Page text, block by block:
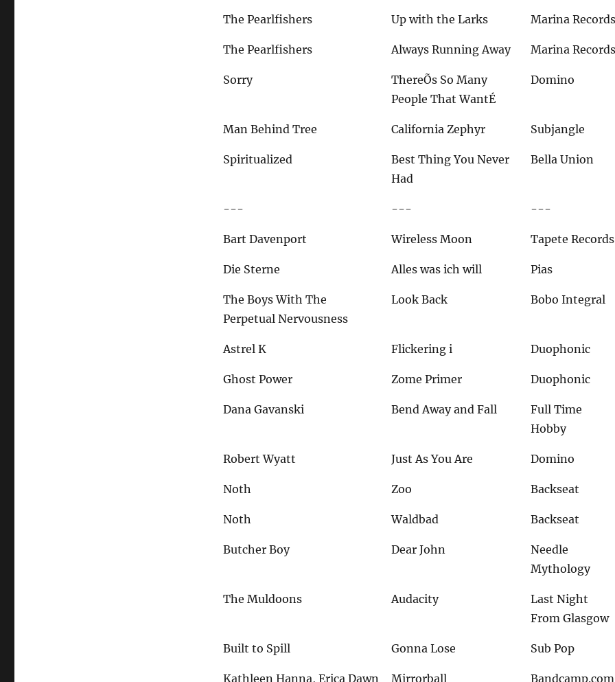
The Pearlfishers Up with the Larks Marina
The Pearlfishers Always Running Away Marina
Sorry
ThereÕs So Many
People That WantÉ
Domino
Man Behind Tree California Zephyr Subjangle
Spiritualized
Best Thing You Never
Had
Bella Union
--- --- ---
Bart Davenport Wireless Moon Tapete Records
Die Sterne Alles was ich will Pias
The Boys With The
Perpetual Nervousness
Look Back Bobo Integral
Astrel K Flickering i Duophonic
Ghost Power Zome Primer Duophonic
Dana Gavanski Bend Away and Fall
Full Time
Hobby
Robert Wyatt Just As You Are Domino
Noth Zoo Backseat
Noth Waldbad Backseat
Butcher Boy Dear John
Needle
Mythology
The Muldoons Audacity
Last Night
From Glasgow
Built to Spill Gonna Lose Sub Pop
Kathleen Hanna, Erica Dawn Mirrorball Bandcamp.com